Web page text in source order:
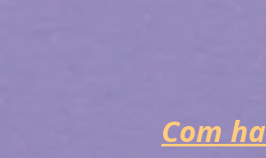
Com